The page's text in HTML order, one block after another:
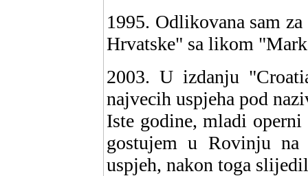
1995. Odlikovana sam
Hrvatske" sa likom
2003. U izdanju
najvecih uspjeha pod
Iste godine, mladi
gostujem u Rovinju
uspjeh, nakon toga